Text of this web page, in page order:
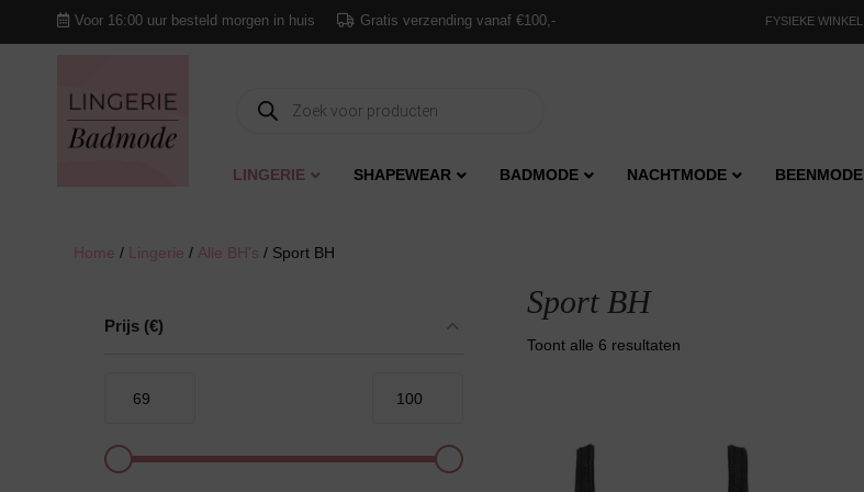
Voor 16:00 uur besteld morgen in huis Gratis verzending vanaf €100,- FYSIEKE WINKEL
Producten
zoeken
LINGERIE SHAPEWEAR BADMODE NACHTMODE BEENMODE
Home / Lingerie / Alle BH's / Sport BH
Prijs (€)
Sport BH
Toont alle 6 resultaten